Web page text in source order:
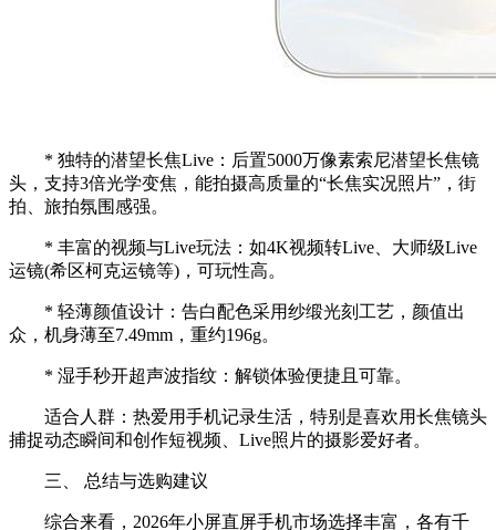
* 独特的潜望长焦Live：后置5000万像素索尼潜望长焦镜
头，支持3倍光学变焦，能拍摄高质量的“长焦实况照片”，街
拍、旅拍氛围感强。
* 丰富的视频与Live玩法：如4K视频转Live、大师级Live
运镜(希区柯克运镜等)，可玩性高。
* 轻薄颜值设计：告白配色采用纱缎光刻工艺，颜值出
众，机身薄至7.49mm，重约196g。
* 湿手秒开超声波指纹：解锁体验便捷且可靠。
适合人群：热爱用手机记录生活，特别是喜欢用长焦镜头
捕捉动态瞬间和创作短视频、Live照片的摄影爱好者。
三、 总结与选购建议
综合来看，2026年小屏直屏手机市场选择丰富，各有千